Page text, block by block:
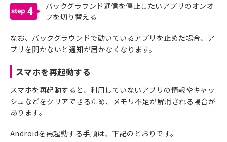
4
バックグラウンド通信を停止したいアプリのオンオ
フを切り替える
なお、バックグラウンドで動いているアプリを止めた場合、ア
プリを開かないと通知が届かなくなります。
スマホを再起動する
スマホを再起動すると、利用していないアプリの情報やキャッ
シュなどをクリアできるため、メモリ不足が解消される場合が
あります。
Androidを再起動する手順は、下記のとおりです。